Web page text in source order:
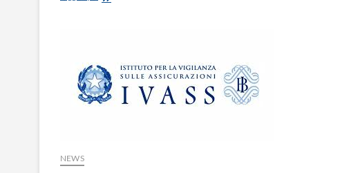
PROVINCIALE
GIANNI
VELARDITA.
NEWS